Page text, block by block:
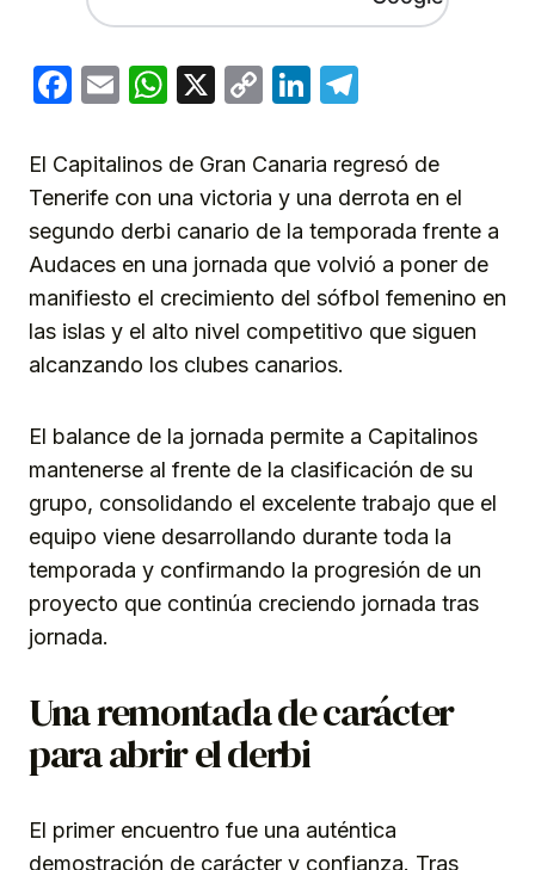
Facebook
EmailWhatsApp
X
CopyLinkedIn
El Capitalinos de Gran Canaria regresó de
Tenerife con una victoria y una derrota en el
segundo derbi canario de la temporada frente a
Audaces en una jornada que volvió a poner de
manifiesto el crecimiento del sófbol femenino en
las islas y el alto nivel competitivo que siguen
alcanzando los clubes canarios.
El balance de la jornada permite a Capitalinos
mantenerse al frente de la clasificación de su
grupo, consolidando el excelente trabajo que el
equipo viene desarrollando durante toda la
temporada y confirmando la progresión de un
proyecto que continúa creciendo jornada tras
jornada.
Una remontada de carácter
para abrir el derbi
El primer encuentro fue una auténtica
demostración de carácter y confianza. Tras